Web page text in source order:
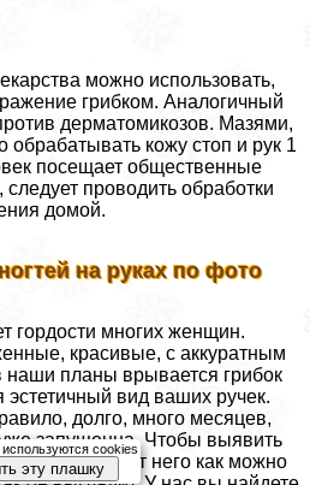
можно использовать,
грибком. Аналогичный
дерматомикозов. Мазями,
кожу стоп и рук 1
посещает общественные
проводить обработки
домой.
на руках по фото
гордости многих женщин.
красивые, с аккуратным
планы врывается грибок
эстетичный вид ваших ручек.
долго, много месяцев,
запущенна. Чтобы выявить
избавляться от него как можно
cookies
эту плашку